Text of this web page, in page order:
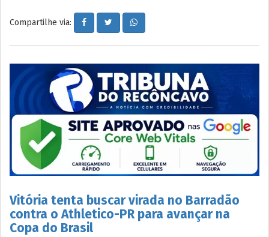
Compartilhe via:
Vitória tenta buscar virada no Barradão
contra o Athletico-PR para avançar na
Copa do Brasil